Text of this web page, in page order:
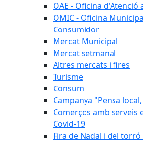
OAE - Oficina d'Atenció
OMIC - Oficina
Consumidor
Mercat Municipal
Mercat setmanal
Altres mercats i fires
Turisme
Consum
Campanya "Pensa
Comerços amb serveis
Covid-19
Fira de Nadal i del torró